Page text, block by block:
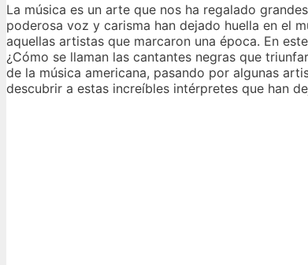
La música es un arte que nos ha regalado
poderosa voz y carisma han dejado huella en el
aquellas artistas que marcaron una época. En
¿Cómo se llaman las cantantes negras que
de la música americana, pasando por algunas
descubrir a estas increíbles intérpretes que han